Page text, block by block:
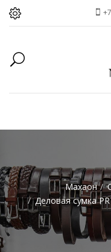
Махаон
Деловая сумка